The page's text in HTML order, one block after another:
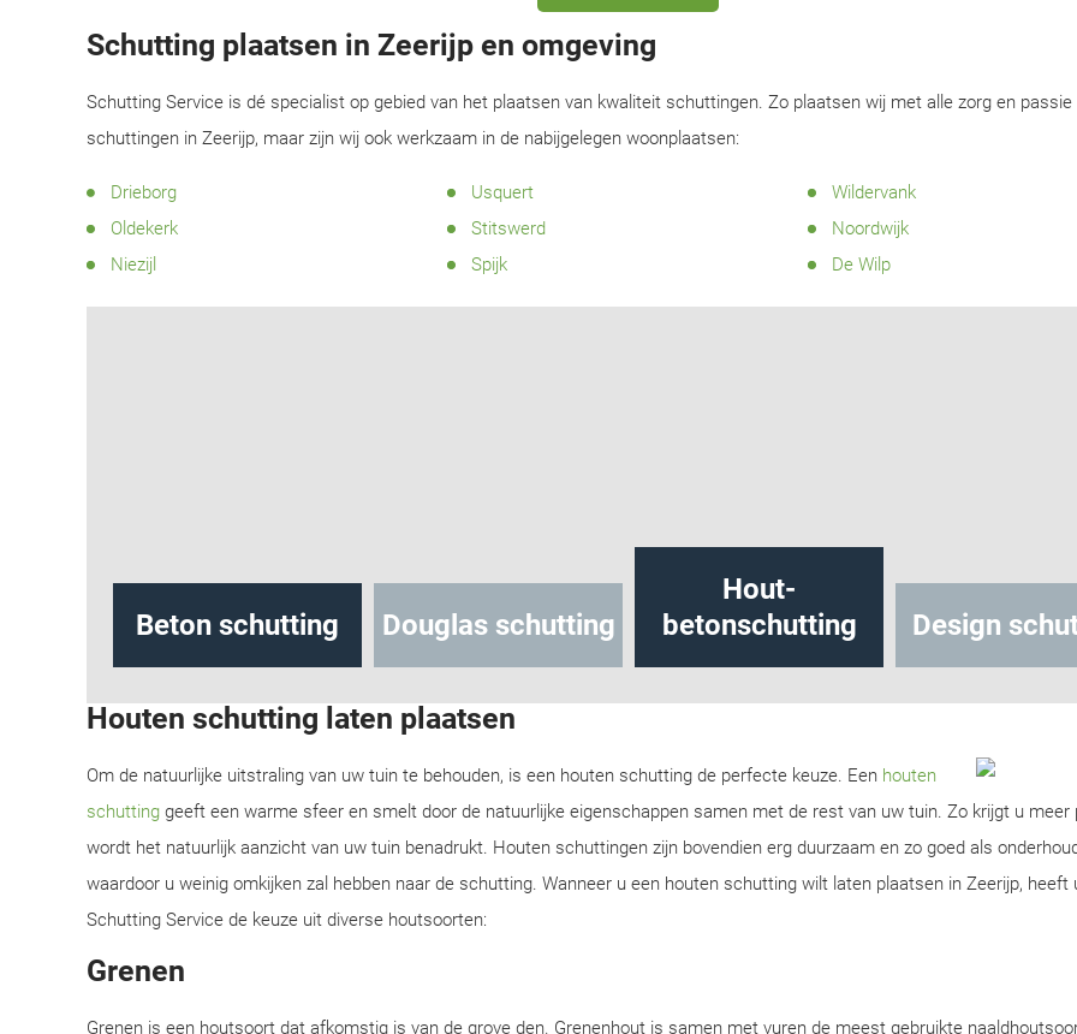
Schutting plaatsen in Zeerijp en omgeving
Schutting Service is dé specialist op gebied van het plaatsen van kwaliteit schuttingen. Zo plaatsen wij met alle zorg en passie
schuttingen in Zeerijp, maar zijn wij ook werkzaam in de nabijgelegen woonplaatsen:
Drieborg Usquert
Wildervank
Oldekerk
Stitswerd
Noordwijk
Niezijl
Spijk De Wilp
Beton schutting Douglas schutting
Hout-
betonschutting
Design
Houten schutting laten plaatsen
Om de natuurlijke uitstraling van uw tuin te behouden, is een houten schutting de perfecte keuze. Een houten
schutting geeft een warme sfeer en smelt door de natuurlijke eigenschappen samen met de rest van uw tuin. Zo krijgt u meer
wordt het natuurlijk aanzicht van uw tuin benadrukt. Houten schuttingen zijn bovendien erg duurzaam en zo goed als
waardoor u weinig omkijken zal hebben naar de schutting. Wanneer u een houten schutting wilt laten plaatsen in Zeerijp, heeft
Schutting Service de keuze uit diverse houtsoorten:
Grenen
Grenen is een houtsoort dat afkomstig is van de grove den. Grenenhout is samen met vuren de meest gebruikte